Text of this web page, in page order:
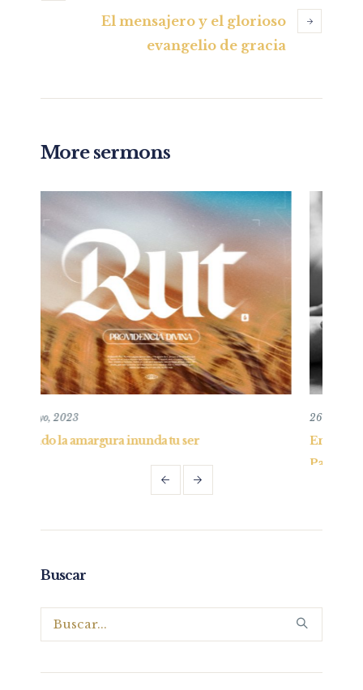
El mensajero y el glorioso
evangelio de gracia
More sermons
Entendiendo y practicando el perdón